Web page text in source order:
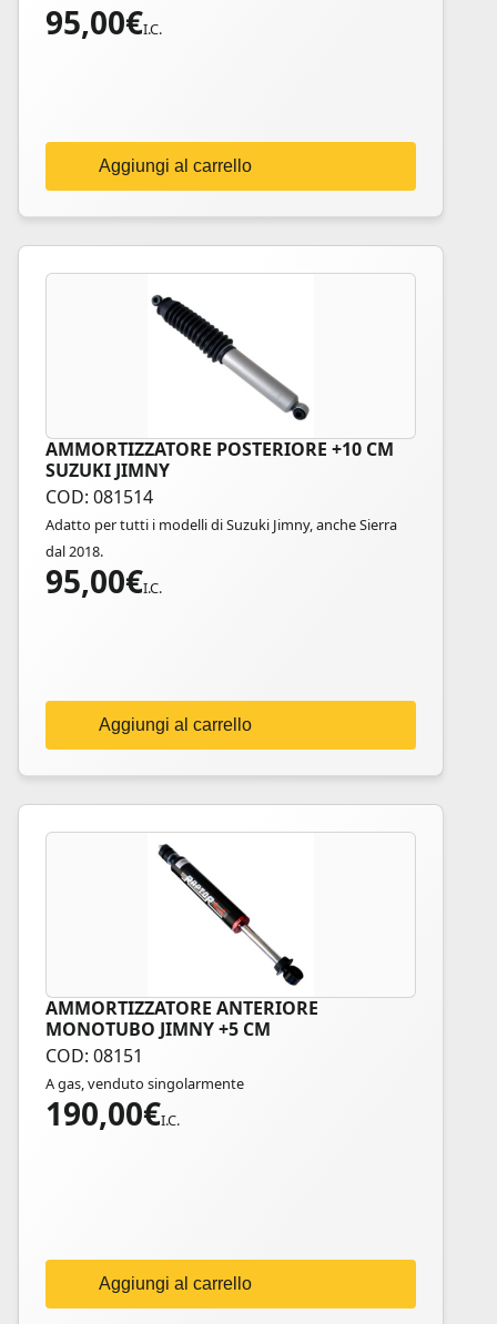
95,00€I.C.
Aggiungi al carrello
AMMORTIZZATORE POSTERIORE +10 CM
SUZUKI JIMNY
COD: 081514
Adatto per tutti i modelli di Suzuki Jimny, anche Sierra
dal 2018.
95,00€I.C.
Aggiungi al carrello
AMMORTIZZATORE ANTERIORE
MONOTUBO JIMNY +5 CM
COD: 08151
A gas, venduto singolarmente
190,00€I.C.
Aggiungi al carrello